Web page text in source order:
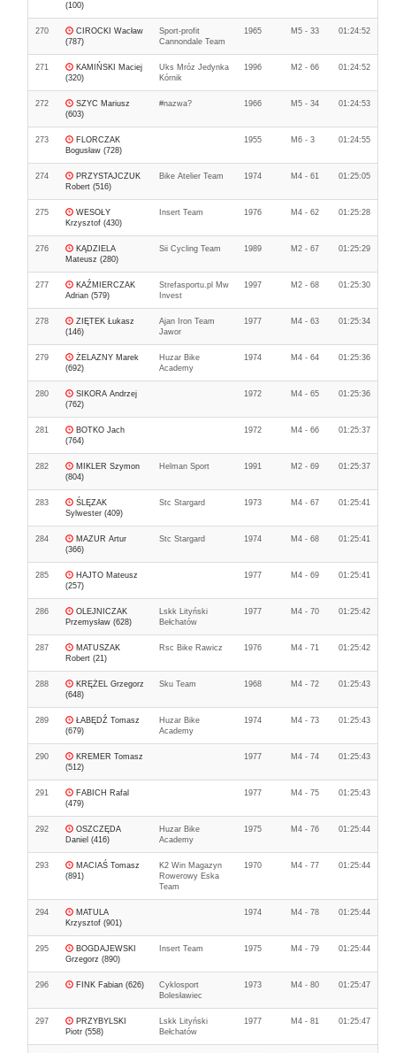
(100)
270
CIROCKI Wacław
(787)
Sport-profit
Cannondale Team
1965 M5 - 33 01:24:52
271
KAMIŃSKI Maciej
(320)
Uks Mróz Jedynka
Kórnik
1996 M2 - 66 01:24:52
272
SZYC Mariusz
(603)
#nazwa? 1966 M5 - 34 01:24:53
273
FLORCZAK
Bogusław (728)
1955 M6 - 3 01:24:55
274
PRZYSTAJCZUK
Robert (516)
Bike Atelier Team 1974 M4 - 61 01:25:05
275
WESOŁY
Krzysztof (430)
Insert Team 1976 M4 - 62 01:25:28
276
KĄDZIELA
Mateusz (280)
Sii Cycling Team 1989 M2 - 67 01:25:29
277
KAŹMIERCZAK
Adrian (579)
Strefasportu.pl Mw
Invest
1997 M2 - 68 01:25:30
278
ZIĘTEK Łukasz
(146)
Ajan Iron Team
Jawor
1977 M4 - 63 01:25:34
279
ŻELAZNY Marek
(692)
Huzar Bike
Academy
1974 M4 - 64 01:25:36
280
SIKORA Andrzej
(762)
1972 M4 - 65 01:25:36
281
BOTKO Jach
(764)
1972 M4 - 66 01:25:37
282
MIKLER Szymon
(804)
Helman Sport 1991 M2 - 69 01:25:37
283
ŚLĘZAK
Sylwester (409)
Stc Stargard 1973 M4 - 67 01:25:41
284
MAZUR Artur
(366)
Stc Stargard 1974 M4 - 68 01:25:41
285
HAJTO Mateusz
(257)
1977 M4 - 69 01:25:41
286
OLEJNICZAK
Przemysław (628)
Lskk Lityński
Bełchatów
1977 M4 - 70 01:25:42
287
MATUSZAK
Robert (21)
Rsc Bike Rawicz 1976 M4 - 71 01:25:42
288
KRĘŻEL Grzegorz
(648)
Sku Team 1968 M4 - 72 01:25:43
289
ŁABĘDŹ Tomasz
(679)
Huzar Bike
Academy
1974 M4 - 73 01:25:43
290
KREMER Tomasz
(512)
1977 M4 - 74 01:25:43
291
FABICH Rafal
(479)
1977 M4 - 75 01:25:43
292
OSZCZĘDA
Daniel (416)
Huzar Bike
Academy
1975 M4 - 76 01:25:44
293
MACIAŚ Tomasz
(891)
K2 Win Magazyn
Rowerowy Eska
Team
1970 M4 - 77 01:25:44
294
MATULA
Krzysztof (901)
1974 M4 - 78 01:25:44
295
BOGDAJEWSKI
Grzegorz (890)
Insert Team 1975 M4 - 79 01:25:44
296 FINK Fabian (626)
Cyklosport
Bolesławiec
1973 M4 - 80 01:25:47
297
PRZYBYLSKI
Piotr (558)
Lskk Lityński
Bełchatów
1977 M4 - 81 01:25:47